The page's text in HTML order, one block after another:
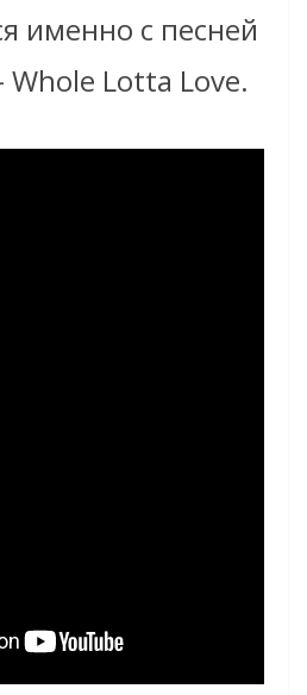
именно с песней
Whole Lotta Love.